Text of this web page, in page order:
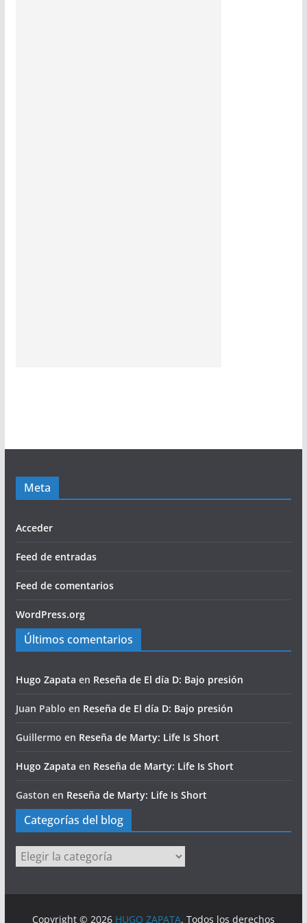
Meta
Acceder
Feed de entradas
Feed de comentarios
WordPress.org
Últimos comentarios
Hugo Zapata en Reseña de El día D: Bajo presión
Juan Pablo en Reseña de El día D: Bajo presión
Guillermo en Reseña de Marty: Life Is Short
Hugo Zapata en Reseña de Marty: Life Is Short
Gaston en Reseña de Marty: Life Is Short
Categorías del blog
Categorías
del
Copyright © 2026 HUGO ZAPATA. Todos los derechos